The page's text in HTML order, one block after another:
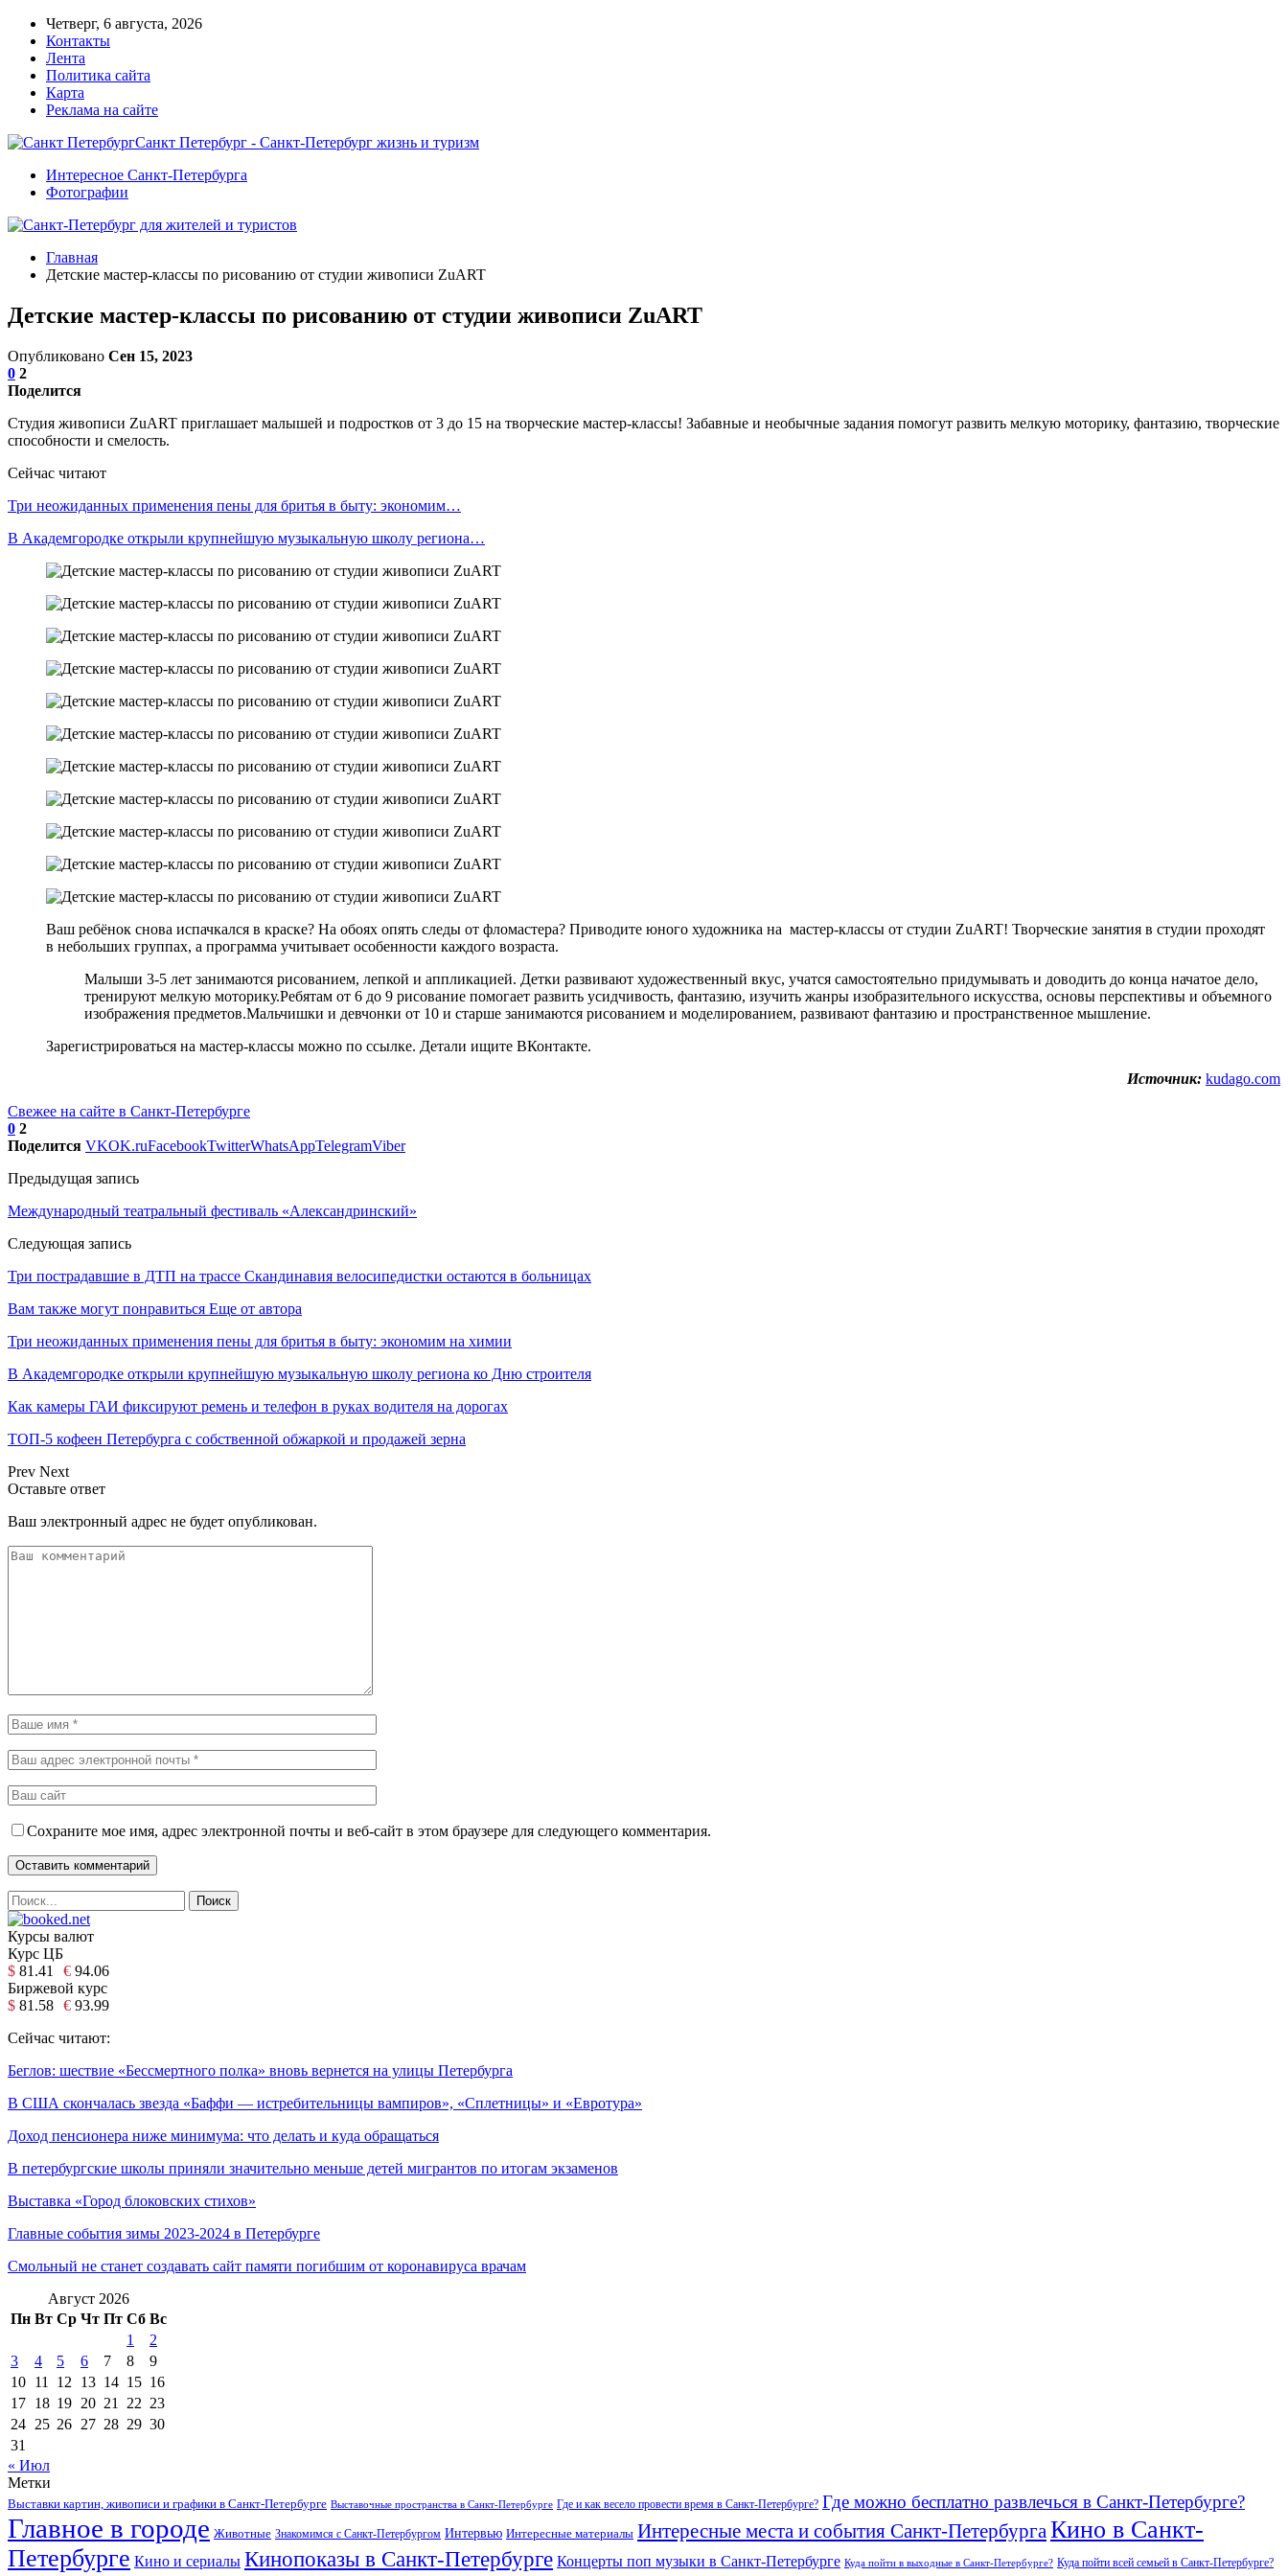
Четверг, 6 августа, 2026
Контакты
Лента
Политика сайта
Карта
Реклама на сайте
Санкт Петербург - Санкт-Петербург жизнь и туризм
Интересное Санкт-Петербурга
Фотографии
Главная
Детские мастер-классы по рисованию от студии живописи ZuART
Детские мастер-классы по рисованию от студии живописи ZuART
Опубликовано Сен 15, 2023
0 2
Поделится
Студия живописи ZuART приглашает малышей и подростков от 3 до 15 на творческие мастер-классы! Забавные и необычные задания помогут развить мелкую моторику, фантазию, творческие
способности и смелость.
Сейчас читают
Три неожиданных применения пены для бритья в быту: экономим…
В Академгородке открыли крупнейшую музыкальную школу региона…
Ваш ребёнок снова испачкался в краске? На обоях опять следы от фломастера? Приводите юного художника на мастер-классы от студии ZuART! Творческие занятия в студии проходят
в небольших группах, а программа учитывает особенности каждого возраста.
Малыши 3-5 лет занимаются рисованием, лепкой и аппликацией. Детки развивают художественный вкус, учатся самостоятельно придумывать и доводить до конца начатое дело,
тренируют мелкую моторику.Ребятам от 6 до 9 рисование помогает развить усидчивость, фантазию, изучить жанры изобразительного искусства, основы перспективы и объемного
изображения предметов.Мальчишки и девчонки от 10 и старше занимаются рисованием и моделированием, развивают фантазию и пространственное мышление.
Зарегистрироваться на мастер-классы можно по ссылке. Детали ищите ВКонтакте.
Источник: kudago.com
Свежее на сайте в Санкт-Петербурге
0 2
Поделится VKOK.ruFacebookTwitterWhatsAppTelegramViber
Предыдущая запись
Международный театральный фестиваль «Александринский»
Следующая запись
Три пострадавшие в ДТП на трассе Скандинавия велосипедистки остаются в больницах
Вам также могут понравиться Еще от автора
Три неожиданных применения пены для бритья в быту: экономим на химии
В Академгородке открыли крупнейшую музыкальную школу региона ко Дню строителя
Как камеры ГАИ фиксируют ремень и телефон в руках водителя на дорогах
ТОП-5 кофеен Петербурга с собственной обжаркой и продажей зерна
Prev Next
Оставьте ответ
Ваш электронный адрес не будет опубликован.
Сохраните мое имя, адрес электронной почты и веб-сайт в этом браузере для следующего комментария.
Курсы валют
Курс ЦБ
$ 81.41 € 94.06
Биржевой курс
$ 81.58 € 93.99
Сейчас читают:
Беглов: шествие «Бессмертного полка» вновь вернется на улицы Петербурга
В США скончалась звезда «Баффи — истребительницы вампиров», «Сплетницы» и «Евротура»
Доход пенсионера ниже минимума: что делать и куда обращаться
В петербургские школы приняли значительно меньше детей мигрантов по итогам экзаменов
Выставка «Город блоковских стихов»
Главные события зимы 2023-2024 в Петербурге
Смольный не станет создавать сайт памяти погибшим от коронавируса врачам
Август 2026
Пн Вт Ср Чт Пт Сб Вс
1
2
3
4 5 6 7 8
9
10 11 12 13 14 15 16
17 18 19 20 21 22 23
24 25 26 27 28 29 30
31
« Июл
Метки
Выставки картин, живописи и графики в Санкт-Петербурге Выставочные пространства в Санкт-Петербурге Где и как весело провести время в Санкт-Петербурге? Где можно бесплатно развлечься в Санкт-Петербурге?
Главное в городе Животные Знакомимся с Санкт-Петербургом Интервью Интересные материалы Интересные места и события Санкт-Петербурга Кино в Санкт-
Петербурге Кино и сериалы Кинопоказы в Санкт-Петербурге Концерты поп музыки в Санкт-Петербурге Куда пойти в выходные в Санкт-Петербурге? Куда пойти всей семьей в Санкт-Петербурге?